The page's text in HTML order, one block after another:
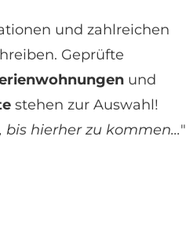
und zahlreichen
Geprüfte
und
stehen zur Auswahl!
hierher zu kommen..."